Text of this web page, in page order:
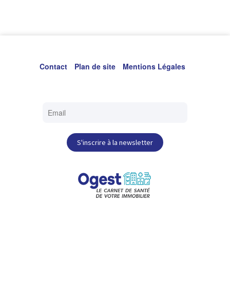
Contact Plan de site Mentions Légales